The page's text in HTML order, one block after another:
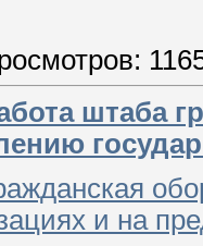
штаба
и на